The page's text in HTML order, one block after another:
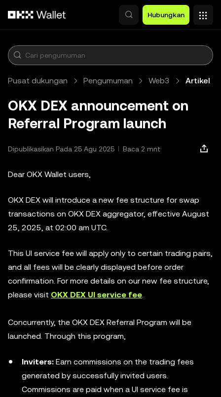
Hubungkan
Pusat dukungan Pengumuman Web3 Artikel
OKX DEX announcement on
Referral Program launch
Dipublikasikan Pada 25 Agu 2025 Baca 2 mnt
Dear OKX Wallet users,
OKX DEX will introduce a new fee structure for swap
transactions on OKX DEX aggregator, effective August
25, 2025, at 02:00 am UTC.
This UI service fee will apply only to certain trading pairs,
and all fees will be clearly displayed before order
confirmation. For more details on our new fee structure,
please visit OKX DEX UI service fee.
Concurrently, the OKX DEX Referral Program will be
launched. Through this program,
Inviters: Earn commissions on the trading fees
generated by successfully invited users.
Commissions are paid when a UI service fee is